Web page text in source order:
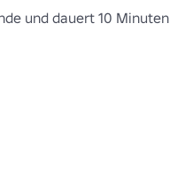
und dauert 10 Minuten